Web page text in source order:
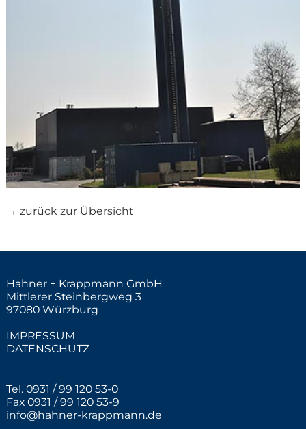
→ zurück zur Übersicht
Hahner + Krappmann GmbH
Mittlerer Steinbergweg 3
97080 Würzburg
IMPRESSUM
DATENSCHUTZ
Tel. 0931 / 99 120 53-0
Fax 0931 / 99 120 53-9
info@hahner-krappmann.de